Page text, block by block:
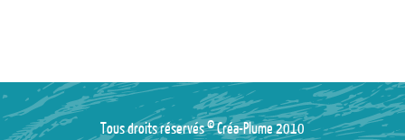
Tous droits réservés © Créa-Plume 2010